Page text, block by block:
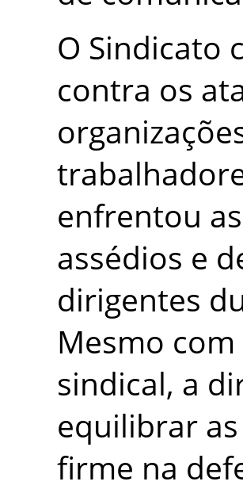
O Sindicato
contra os
enfrentou
assédios e
dirigentes
Mesmo
sindical, a
equilibrar
firme na